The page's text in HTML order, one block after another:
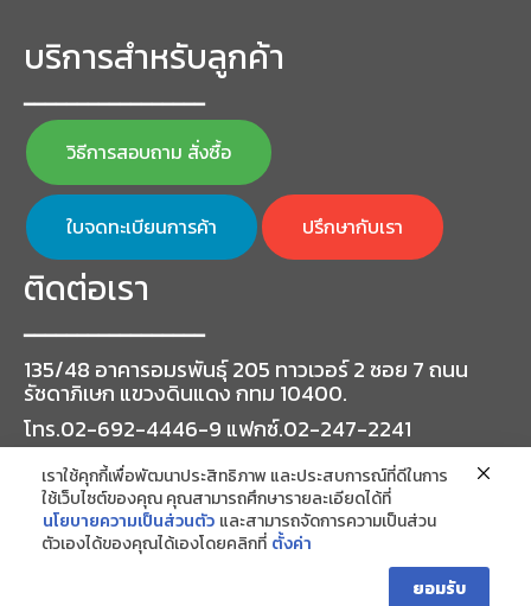
บริการสำหรับลูกค้า
━━━━━━━━━━━━━━━━━
วิธีการสอบถาม สั่งซื้อ
ใบจดทะเบียนการค้า ปรึกษากับเรา
ติดต่อเรา
━━━━━━━━━━━━━━━━━
135/48 อาคารอมรพันธุ์ 205 ทาวเวอร์ 2 ซอย 7 ถนน
รัชดาภิเษก แขวงดินแดง กทม 10400.
โทร.02-692-4446-9 แฟกซ์.02-247-2241
เราใช้คุกกี้เพื่อพัฒนาประสิทธิภาพ และประสบการณ์ที่ดีในการ
ใช้เว็บไซต์ของคุณ คุณสามารถศึกษารายละเอียดได้ที่
นโยบายความเป็นส่วนตัว และสามารถจัดการความเป็นส่วน
ตัวเองได้ของคุณได้เองโดยคลิกที่ ตั้งค่า
ยอมรับ